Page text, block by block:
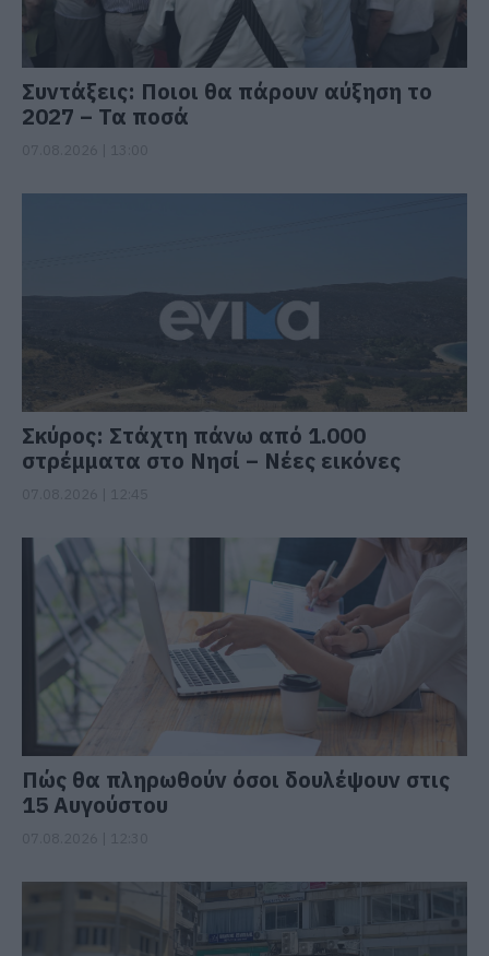
Συντάξεις: Ποιοι θα πάρουν αύξηση το
2027 – Τα ποσά
Σκύρος: Στάχτη πάνω από 1.000
στρέμματα στο Νησί – Νέες εικόνες
Πώς θα πληρωθούν όσοι δουλέψουν στις
15 Αυγούστου